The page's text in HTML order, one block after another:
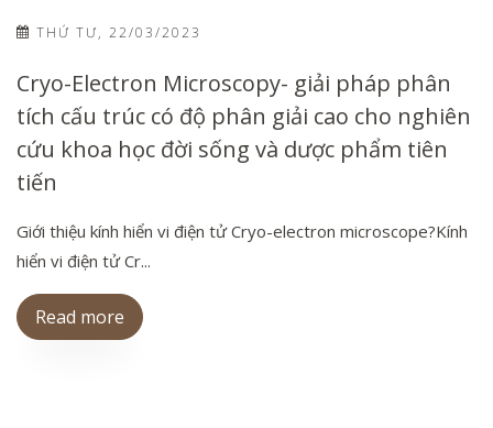
THỨ TƯ, 22/03/2023
Cryo-Electron Microscopy- giải pháp phân
tích cấu trúc có độ phân giải cao cho nghiên
cứu khoa học đời sống và dược phẩm tiên
tiến
Giới thiệu kính hiển vi điện tử Cryo-electron microscope?Kính
hiển vi điện tử Cr...
Read more